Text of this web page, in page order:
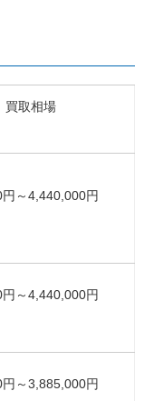
買取相場
～4,440,000円
～4,440,000円
～3,885,000円